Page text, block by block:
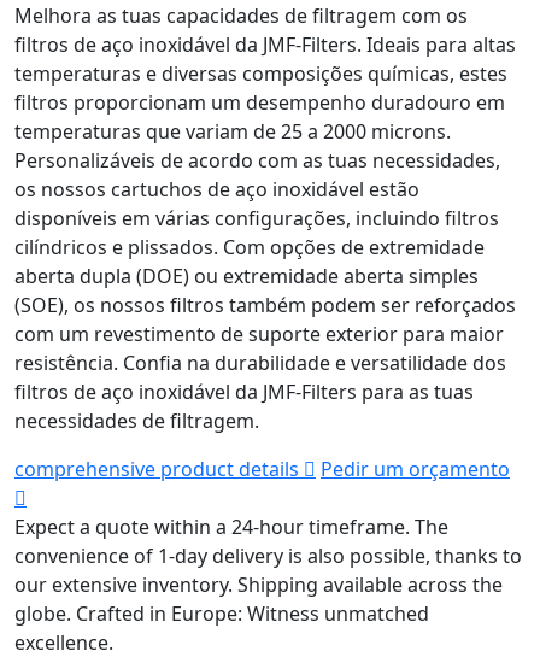
Melhora as tuas capacidades de filtragem com os
filtros de aço inoxidável da JMF-Filters. Ideais para altas
temperaturas e diversas composições químicas, estes
filtros proporcionam um desempenho duradouro em
temperaturas que variam de 25 a 2000 microns.
Personalizáveis de acordo com as tuas necessidades,
os nossos cartuchos de aço inoxidável estão
disponíveis em várias configurações, incluindo filtros
cilíndricos e plissados. Com opções de extremidade
aberta dupla (DOE) ou extremidade aberta simples
(SOE), os nossos filtros também podem ser reforçados
com um revestimento de suporte exterior para maior
resistência. Confia na durabilidade e versatilidade dos
filtros de aço inoxidável da JMF-Filters para as tuas
necessidades de filtragem.
comprehensive product details
Pedir um orçamento
Expect a quote within a 24-hour timeframe. The
convenience of 1-day delivery is also possible, thanks to
our extensive inventory. Shipping available across the
globe. Crafted in Europe: Witness unmatched
excellence.